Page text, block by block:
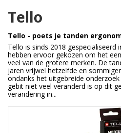
Tello
Tello - poets je tanden
Tello is sinds 2018 gespecialiseerd
hebben ervoor gekozen om het
veel van de grotere merken. De
jaren vrijwel hetzelfde en
ondanks het uitgebreide
gebit niet veel veranderd is op dit
verandering in...